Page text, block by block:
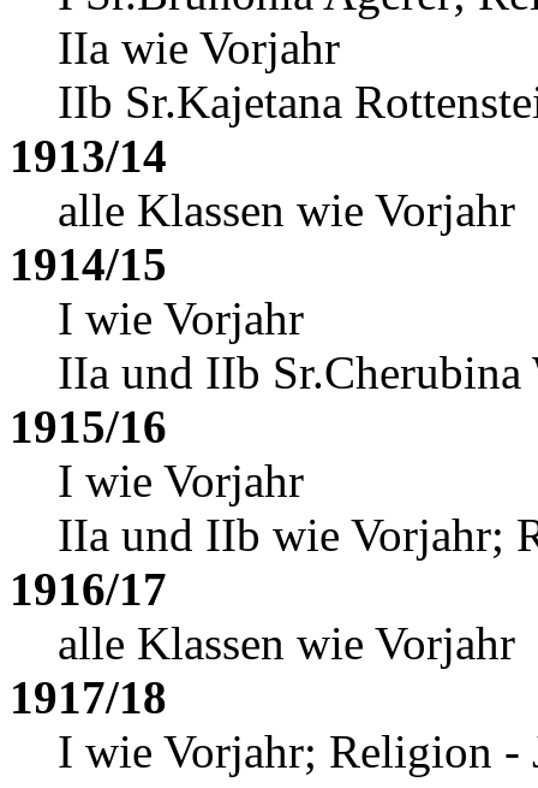
IIa wie Vorjahr
IIb Sr.Kajetana
1913/14
alle Klassen wie Vorjahr
1914/15
I wie Vorjahr
IIa und IIb Sr.Cherubina
1915/16
I wie Vorjahr
IIa und IIb wie Vorjahr;
1916/17
alle Klassen wie Vorjahr
1917/18
I wie Vorjahr; Religion -